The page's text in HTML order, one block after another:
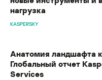
нагрузка
KASPERSKY
Анатомия ландшафта
Глобальный отчет
Services